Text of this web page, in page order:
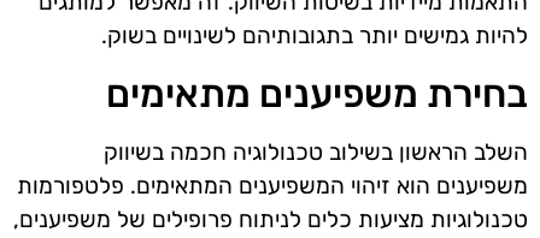
להיות גמישים יותר בתגובותיהם לשינויים בשוק.
בחירת משפיענים מתאימים
השלב הראשון בשילוב טכנולוגיה חכמה בשיווק
משפיענים הוא זיהוי המשפיענים המתאימים. פלטפורמות
טכנולוגיות מציעות כלים לניתוח פרופילים של משפיענים,